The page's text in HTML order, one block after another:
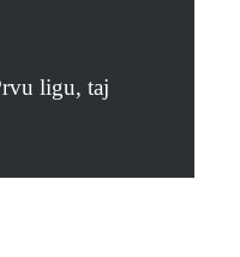
ligu, taj